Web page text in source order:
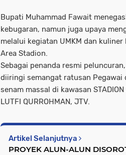
Bupati Muhammad Fawait
kebugaran, namun juga upaya
melalui kegiatan UMKM dan
Area Stadion.
Sebagai penanda resmi
diiringi semangat ratusan Pegawai
senam massal di kawasan STADION
LUTFI QURROHMAN, JTV.
Artikel Selanjutnya
PROYEK ALUN-ALUN